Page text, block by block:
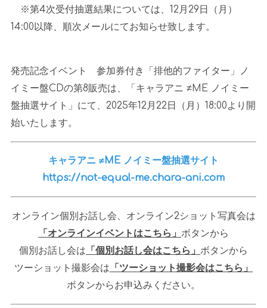
※第4次受付抽選結果については、 12月 29 日（月）
14:00以降、順次メールにてお知らせ致します。
発売記念イベント 参加券付き「排他的ファイター」ノ
イミー盤CDの第8販売は、「キャラアニ ≠ME ノイミー
盤抽選サイト」にて、 2025年12月 22日（月） 18:00より開
始いたします。
キャラアニ ≠ME ノイミー盤抽選サイト
https://not-equal-me.chara-ani.com
オンライン個別お話し会、オンライン2ショット写真会は
「オンラインイベントはこちら」 ボタンから
個別お話し会は 「個別お話し会はこちら」 ボタンから
ツーショット撮影会は 「ツーショット撮影会はこちら」
ボタンからお申込みください。